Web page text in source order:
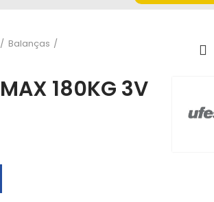
Balanças
180KG 3V